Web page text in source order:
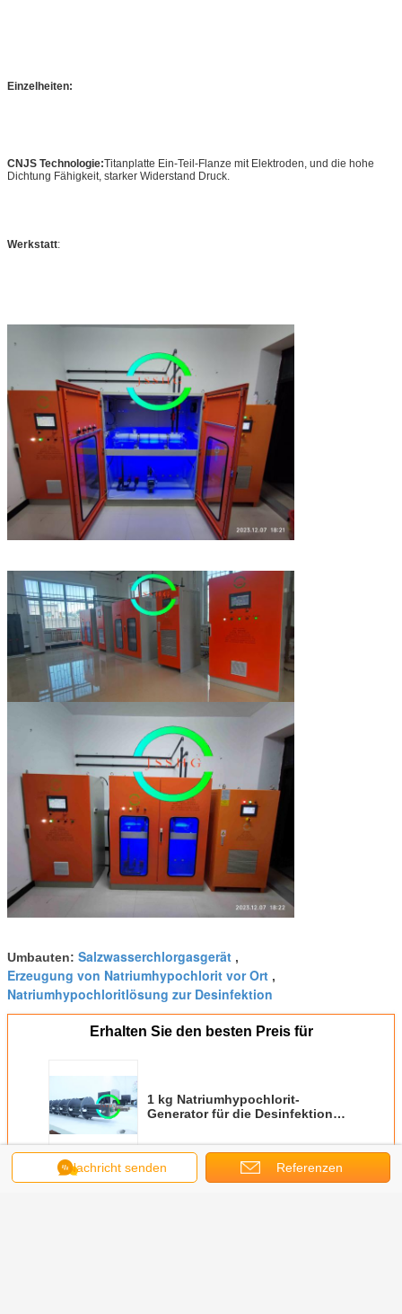
Einzelheiten:
CNJS Technologie:Titanplatte Ein-Teil-Flanze mit Elektroden, und die hohe
Dichtung Fähigkeit, starker Widerstand Druck.
Werkstatt:
Umbauten: Salzwasserchlorgasgerät ,
Erzeugung von Natriumhypochlorit vor Ort ,
Natriumhypochloritlösung zur Desinfektion
Erhalten Sie den besten Preis für
1 kg Natriumhypochlorit-
Generator für die Desinfektion
Fortsetzen
Nachricht senden Referenzen